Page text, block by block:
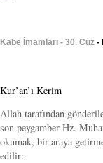
Kabe İmamları - 30. Cüz -
Kur’an’ı Kerim
Allah tarafından
son peygamber Hz.
okumak, bir araya
edilir: